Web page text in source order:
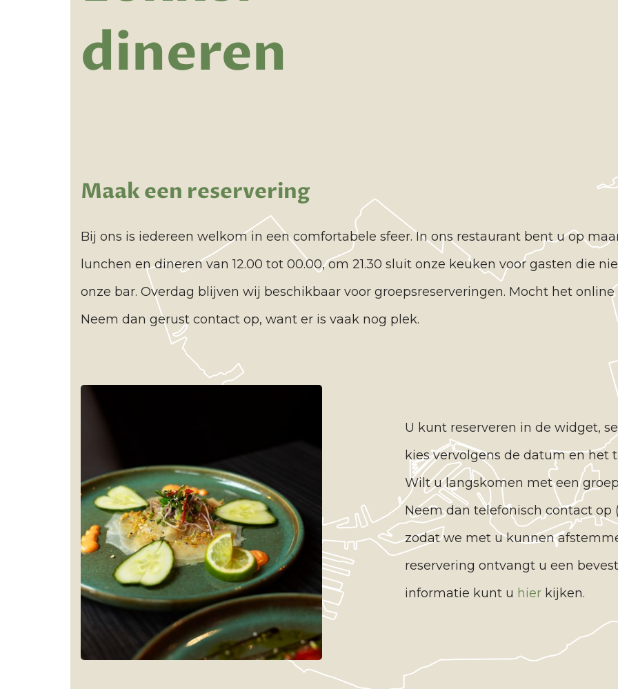
dineren
Maak een reservering
Bij ons is iedereen welkom in een comfortabele sfeer. In ons restaurant bent u op
lunchen en dineren van 12.00 tot 00.00, om 21.30 sluit onze keuken voor gasten die
onze bar. Overdag blijven wij beschikbaar voor groepsreserveringen. Mocht het
Neem dan gerust contact op, want er is vaak nog plek.
U kunt reserveren in de widget,
kies vervolgens de datum en het
Wilt u langskomen met een
Neem dan telefonisch contact op
zodat we met u kunnen
reservering ontvangt u een
informatie kunt u hier kijken.